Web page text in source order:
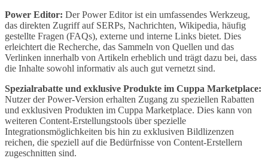
Power Editor: Der Power Editor ist ein umfassendes Werkzeug,
das direkten Zugriff auf SERPs, Nachrichten, Wikipedia, häufig
gestellte Fragen (FAQs), externe und interne Links bietet. Dies
erleichtert die Recherche, das Sammeln von Quellen und das
Verlinken innerhalb von Artikeln erheblich und trägt dazu bei, dass
die Inhalte sowohl informativ als auch gut vernetzt sind.
Spezialrabatte und exklusive Produkte im Cuppa Marketplace:
Nutzer der Power-Version erhalten Zugang zu speziellen Rabatten
und exklusiven Produkten im Cuppa Marketplace. Dies kann von
weiteren Content-Erstellungstools über spezielle
Integrationsmöglichkeiten bis hin zu exklusiven Bildlizenzen
reichen, die speziell auf die Bedürfnisse von Content-Erstellern
zugeschnitten sind.